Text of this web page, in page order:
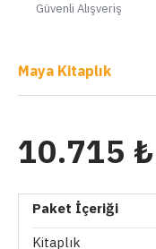
Güvenli Alışveriş
Maya Kitaplık
10.715 ₺
Paket İçeriği
Kitaplık